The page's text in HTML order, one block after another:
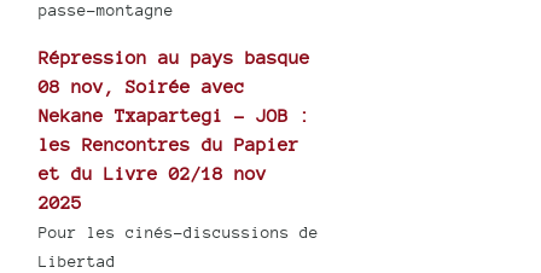
passe-montagne
Répression au pays basque
08 nov, Soirée avec
Nekane Txapartegi - JOB :
les Rencontres du Papier
et du Livre 02/18 nov
2025
Pour les cinés-discussions de
Libertad